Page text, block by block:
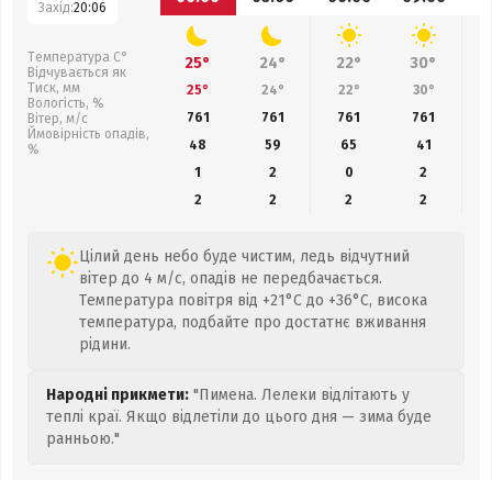
Захід:20:06
Температура С°
Відчувається як
Тиск, мм
Вологість, %
Вітер, м/с
Ймовірність опадів,
%
25° 24° 22° 30°
25° 24° 22° 30°
761
761 761 761
48
59 65 41
1
2 0
2
2
2 2 2
Цілий день небо буде чистим, ледь відчутний
вітер до 4 м/с, опадів не передбачається.
Температура повітря від +21°C до +36°C, висока
температура, подбайте про достатнє вживання
рідини.
Народні прикмети: "Пимена. Лелеки відлітають у
теплі краї. Якщо відлетіли до цього дня — зима буде
ранньою."